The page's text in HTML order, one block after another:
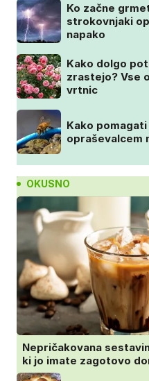
Ko začne
strokovnjaki
napako
Kako dolgo
zrastejo? Vse
vrtnic
Kako
opraševalcem
OKUSNO
Nepričakovana
ki jo imate zagotovo